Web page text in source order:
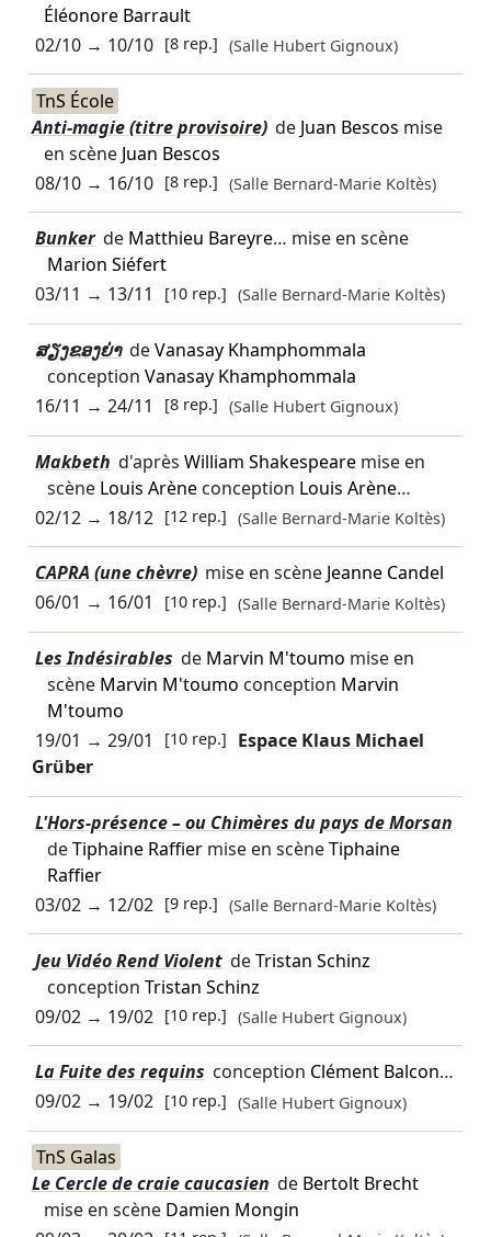
Éléonore Barrault
02/10→ 10/10 [8 rep.] (Salle Hubert Gignoux)
TnS École
Anti-magie (titre provisoire) de Juan Bescos mise
en scène Juan Bescos
08/10→ 16/10 [8 rep.] (Salle Bernard-Marie Koltès)
Bunker de Matthieu Bareyre… mise en scène
Marion Siéfert
03/11 → 13/11 [10 rep.] (Salle Bernard-Marie Koltès)
ສຽງຂອງຍ່າ deVanasay Khamphommala
conception Vanasay Khamphommala
16/11 → 24/11 [8 rep.] (Salle Hubert Gignoux)
Makbeth d'après William Shakespearemise en
scène Louis Arèneconception Louis Arène…
02/12→ 18/12 [12 rep.] (Salle Bernard-Marie Koltès)
CAPRA (une chèvre) mise en scène Jeanne Candel
06/01 → 16/01 [10 rep.] (Salle Bernard-Marie Koltès)
Les Indésirables de Marvin M'toumo mise en
scène Marvin M'toumo conception Marvin
M'toumo
19/01 → 29/01 [10 rep.]
Espace Klaus Michael
Grüber
L'Hors-présence – ou Chimères du pays de Morsan
deTiphaine Raffiermise en scèneTiphaine
Raffier
03/02→ 12/02 [9 rep.] (Salle Bernard-Marie Koltès)
Jeu Vidéo Rend Violent deTristan Schinz
conception Tristan Schinz
09/02→ 19/02 [10 rep.] (Salle Hubert Gignoux)
La Fuite des requins conception Clément Balcon…
09/02→ 19/02 [10 rep.] (Salle Hubert Gignoux)
TnS Galas
Le Cercle de craie caucasien de Bertolt Brecht
mise en scène Damien Mongin